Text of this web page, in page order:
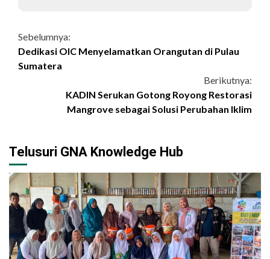
Continue
Reading
Sebelumnya:
Dedikasi OIC Menyelamatkan Orangutan di Pulau
Sumatera
Berikutnya:
KADIN Serukan Gotong Royong Restorasi
Mangrove sebagai Solusi Perubahan Iklim
Telusuri GNA Knowledge Hub